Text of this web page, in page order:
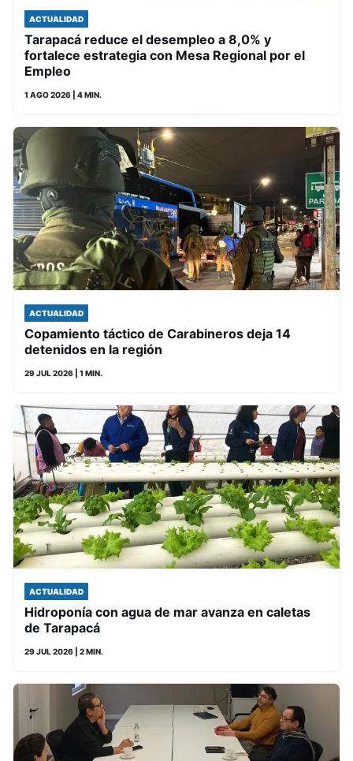
ACTUALIDAD
Tarapacá reduce el desempleo a 8,0% y
fortalece estrategia con Mesa Regional por el
Empleo
1 AGO 2026 | 4 MIN.
ACTUALIDAD
Copamiento táctico de Carabineros deja 14
detenidos en la región
29 JUL 2026 | 1 MIN.
ACTUALIDAD
Hidroponía con agua de mar avanza en caletas
de Tarapacá
29 JUL 2026 | 2 MIN.